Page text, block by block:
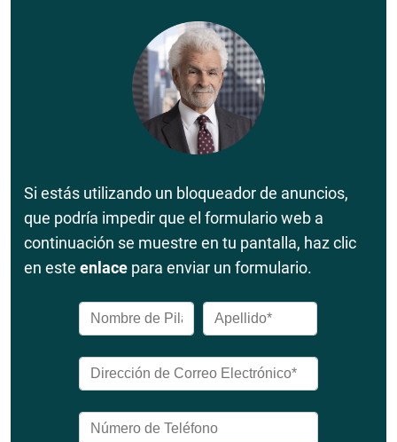
Si estás utilizando un bloqueador de anuncios,
que podría impedir que el formulario web a
continuación se muestre en tu pantalla, haz clic
en este enlace para enviar un formulario.